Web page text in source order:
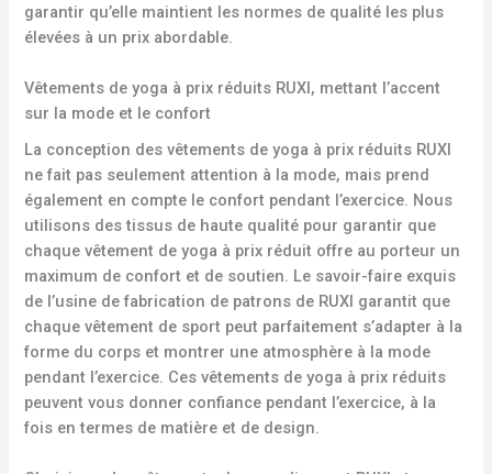
garantir qu’elle maintient les normes de qualité les plus
élevées à un prix abordable.
Vêtements de yoga à prix réduits RUXI, mettant l’accent
sur la mode et le confort
La conception des vêtements de yoga à prix réduits RUXI
ne fait pas seulement attention à la mode, mais prend
également en compte le confort pendant l’exercice. Nous
utilisons des tissus de haute qualité pour garantir que
chaque vêtement de yoga à prix réduit offre au porteur un
maximum de confort et de soutien. Le savoir-faire exquis
de l’usine de fabrication de patrons de RUXI garantit que
chaque vêtement de sport peut parfaitement s’adapter à la
forme du corps et montrer une atmosphère à la mode
pendant l’exercice. Ces vêtements de yoga à prix réduits
peuvent vous donner confiance pendant l’exercice, à la
fois en termes de matière et de design.